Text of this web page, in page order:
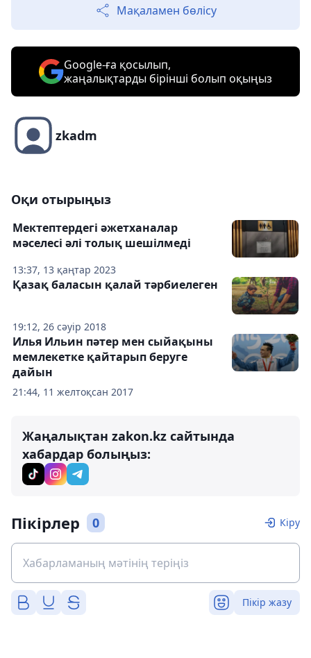
Мақаламен бөлісу
Google-ға қосылып,
жаңалықтарды бірінші болып оқыңыз
zkadm
Оқи отырыңыз
13:37, 13 қаңтар 2023
Мектептердегі әжетханалар
мәселесі әлі толық шешілмеді
19:12, 26 сәуір 2018
Қазақ баласын қалай тәрбиелеген
21:44, 11 желтоқсан 2017
Илья Ильин пәтер мен сыйақыны
мемлекетке қайтарып беруге
дайын
Жаңалықтан zakon.kz сайтында
хабардар болыңыз:
Пікірлер 0 Кіру
Пікір жазу